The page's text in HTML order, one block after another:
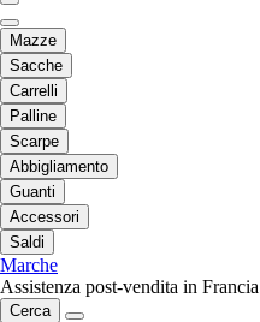
Mazze
Sacche
Carrelli
Palline
Scarpe
Abbigliamento
Guanti
Accessori
Saldi
Marche
Assistenza post-vendita in Francia
Cerca